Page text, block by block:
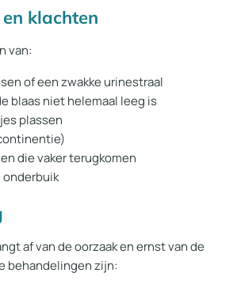
klachten
van:
of een zwakke urinestraal
blaas niet helemaal leeg is
plassen
die vaker terugkomen
onderbuik
af van de oorzaak en ernst van de
behandelingen zijn: